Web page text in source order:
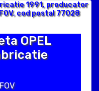
1991, producator
cod postal 77028
OPEL